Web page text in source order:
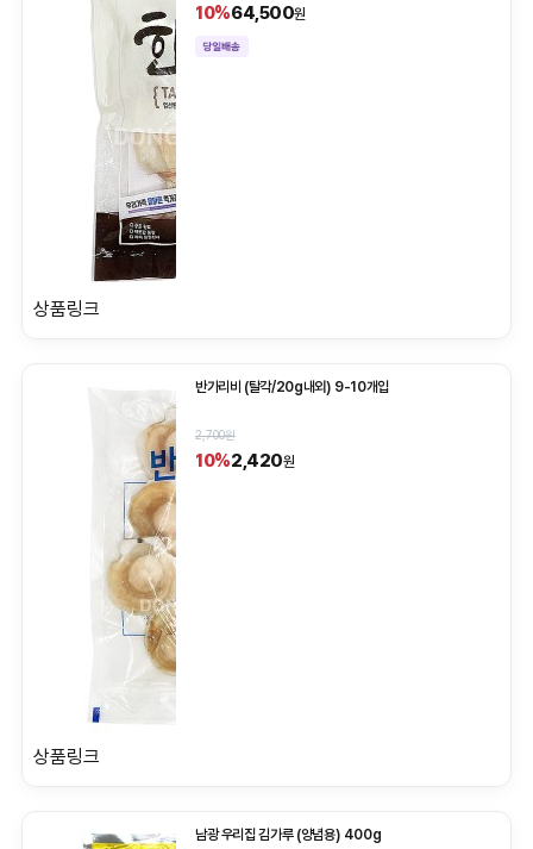
10%64,500원
상품링크
반가리비 (탈각/20g내외) 9-10개입
2,700원
10%2,420원
상품링크
남광 우리집 김가루 (양념용) 400g